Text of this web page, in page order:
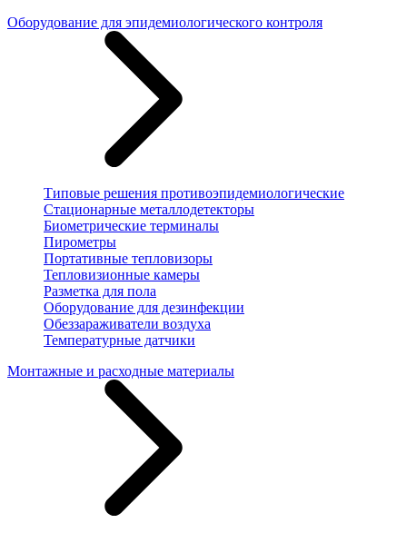
Оборудование для эпидемиологического контроля
Типовые решения противоэпидемиологические
Стационарные металлодетекторы
Биометрические терминалы
Пирометры
Портативные тепловизоры
Тепловизионные камеры
Разметка для пола
Оборудование для дезинфекции
Обеззараживатели воздуха
Температурные датчики
Монтажные и расходные материалы